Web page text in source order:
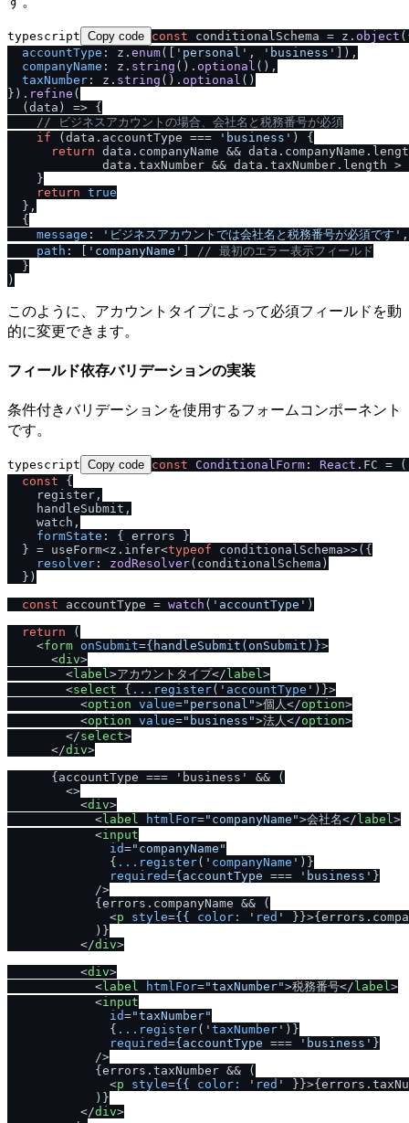
typescript Copy code const conditionalSchema = z. object
accountType : z. enum([ 'personal' , 'business'
]),
companyName : z. string (). optional (),
taxNumber : z. string (). optional ()
}). refine (
( data ) => {
/ / ビジネスアカウントの場合、会社名と税務番号が必須
if (data. accountType === 'business' ) {
return data. companyName && data. companyName .
             data.
taxNumber && data. taxNumber . length >
    }
return true
  },
  {
message : 'ビジネスアカウントでは会社名と税務番号が必須です' ,
path : [ 'companyName' / / 最初のエラー表示フィールド
  }
このように、アカウントタイプによって必須フィールドを動
的に変更できます。
フィールド依存バリデーションの実装
条件付きバリデーションを使用するフォームコンポーネント
です。
typescript Copy code const ConditionalForm : React . FC =
const {
    register,
    handleSubmit,
    watch,
formState : { errors }
  } = useForm<z.
infer<typeof conditionalSchema>>({
resolver : zodResolver(conditionalSchema)
  })
const accountType = watch ( 'accountType' )
return (
<form onSubmit={handleSubmit(onSubmit)}>
<div>
<label>アカウントタイプ</ label>
<select { ...register(' accountType ')}>
<option value="personal">個人</option>
<option value="business">法人</option>
</select>
</div>
      {accountType === 'business' && (
<>
<div>
<label htmlFor="companyName">会社名</ label>
<input
id="companyName"
              {
...register(' companyName ')}
required={accountType === 'business' }
            />
            {errors.companyName && (
<p style={{ color: ' red ' }}>
            )}
</div>
<div>
<label htmlFor="taxNumber">税務番号</ label>
<input
id="taxNumber"
              {
...register(' taxNumber ')}
required={accountType === 'business' }
            />
            {errors.taxNumber && (
<p style={{ color: ' red ' }}>
            )}
</div>